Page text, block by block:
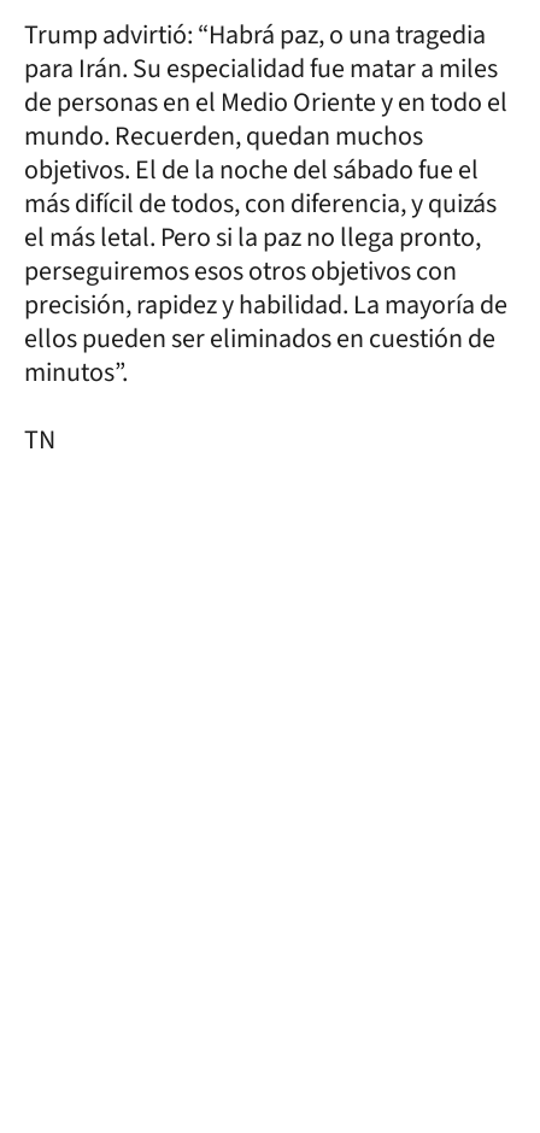
Trump advirtió: “Habrá paz, o una tragedia
para Irán. Su especialidad fue matar a miles
de personas en el Medio Oriente y en todo el
mundo. Recuerden, quedan muchos
objetivos. El de la noche del sábado fue el
más difícil de todos, con diferencia, y quizás
el más letal. Pero si la paz no llega pronto,
perseguiremos esos otros objetivos con
precisión, rapidez y habilidad. La mayoría de
ellos pueden ser eliminados en cuestión de
minutos”.
TN